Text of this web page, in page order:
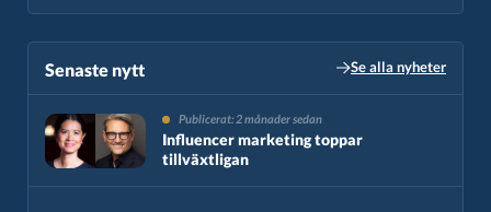
Senaste nytt​ Se alla nyheter
Publicerat: 2 månader sedan
Influencer marketing toppar
tillväxtligan